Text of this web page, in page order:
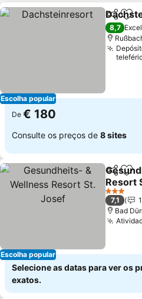
Escolha popular
Partilhar
8,7
De € 180
Consulte os preços de 8 sites
Escolha popular
Partilhar
Resort
Ver
3 Estrelas
7,1
Bad
Selecione as datas para ver os
exatos.